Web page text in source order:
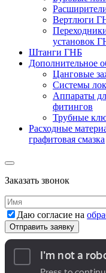
Вертлюги
установок
Штанги ГНБ
Дополнительное
Цанговые
Системы
Аппараты
фитингов
Трубные
Расходные
графитовая смазка
Заказать звонок
Даю согласие на